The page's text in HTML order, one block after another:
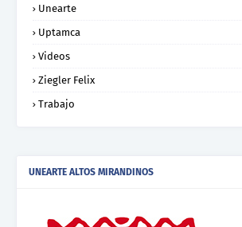
Unearte
Uptamca
Videos
Ziegler Felix
Trabajo
UNEARTE ALTOS MIRANDINOS